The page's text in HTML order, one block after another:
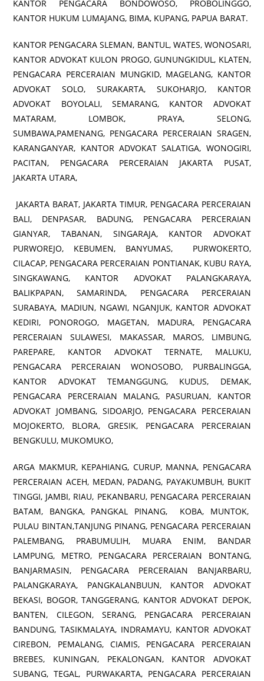
KANTOR PENGACARA BONDOWOSO, PROBOLINGGO,
KANTOR HUKUM LUMAJANG, BIMA, KUPANG, PAPUA BARAT.
KANTOR PENGACARA SLEMAN, BANTUL, WATES, WONOSARI,
KANTOR ADVOKAT KULON PROGO, GUNUNGKIDUL, KLATEN,
PENGACARA PERCERAIAN MUNGKID, MAGELANG, KANTOR
ADVOKAT SOLO, SURAKARTA, SUKOHARJO, KANTOR
ADVOKAT BOYOLALI, SEMARANG, KANTOR ADVOKAT
MATARAM, LOMBOK, PRAYA, SELONG,
SUMBAWA,PAMENANG, PENGACARA PERCERAIAN SRAGEN,
KARANGANYAR, KANTOR ADVOKAT SALATIGA, WONOGIRI,
PACITAN, PENGACARA PERCERAIAN JAKARTA PUSAT,
JAKARTA UTARA,
JAKARTA BARAT, JAKARTA TIMUR, PENGACARA PERCERAIAN
BALI, DENPASAR, BADUNG, PENGACARA PERCERAIAN
GIANYAR, TABANAN, SINGARAJA, KANTOR ADVOKAT
PURWOREJO, KEBUMEN, BANYUMAS, PURWOKERTO,
CILACAP, PENGACARA PERCERAIAN PONTIANAK, KUBU RAYA,
SINGKAWANG, KANTOR ADVOKAT PALANGKARAYA,
BALIKPAPAN, SAMARINDA, PENGACARA PERCERAIAN
SURABAYA, MADIUN, NGAWI, NGANJUK, KANTOR ADVOKAT
KEDIRI, PONOROGO, MAGETAN, MADURA, PENGACARA
PERCERAIAN SULAWESI, MAKASSAR, MAROS, LIMBUNG,
PAREPARE, KANTOR ADVOKAT TERNATE, MALUKU,
PENGACARA PERCERAIAN WONOSOBO, PURBALINGGA,
KANTOR ADVOKAT TEMANGGUNG, KUDUS, DEMAK,
PENGACARA PERCERAIAN MALANG, PASURUAN, KANTOR
ADVOKAT JOMBANG, SIDOARJO, PENGACARA PERCERAIAN
MOJOKERTO, BLORA, GRESIK, PENGACARA PERCERAIAN
BENGKULU, MUKOMUKO,
ARGA MAKMUR, KEPAHIANG, CURUP, MANNA, PENGACARA
PERCERAIAN ACEH, MEDAN, PADANG, PAYAKUMBUH, BUKIT
TINGGI, JAMBI, RIAU, PEKANBARU, PENGACARA PERCERAIAN
BATAM, BANGKA, PANGKAL PINANG, KOBA, MUNTOK,
PULAU BINTAN,TANJUNG PINANG, PENGACARA PERCERAIAN
PALEMBANG, PRABUMULIH, MUARA ENIM, BANDAR
LAMPUNG, METRO, PENGACARA PERCERAIAN BONTANG,
BANJARMASIN, PENGACARA PERCERAIAN BANJARBARU,
PALANGKARAYA, PANGKALANBUUN, KANTOR ADVOKAT
BEKASI, BOGOR, TANGGERANG, KANTOR ADVOKAT DEPOK,
BANTEN, CILEGON, SERANG, PENGACARA PERCERAIAN
BANDUNG, TASIKMALAYA, INDRAMAYU, KANTOR ADVOKAT
CIREBON, PEMALANG, CIAMIS, PENGACARA PERCERAIAN
BREBES, KUNINGAN, PEKALONGAN, KANTOR ADVOKAT
SUBANG, TEGAL, PURWAKARTA, PENGACARA PERCERAIAN